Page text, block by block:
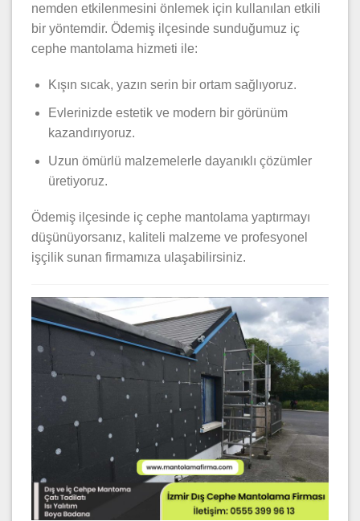
nemden etkilenmesini önlemek için kullanılan etkili
bir yöntemdir. Ödemiş ilçesinde sunduğumuz iç
cephe mantolama hizmeti ile:
Kışın sıcak, yazın serin bir ortam sağlıyoruz.
Evlerinizde estetik ve modern bir görünüm
kazandırıyoruz.
Uzun ömürlü malzemelerle dayanıklı çözümler
üretiyoruz.
Ödemiş ilçesinde iç cephe mantolama yaptırmayı
düşünüyorsanız, kaliteli malzeme ve profesyonel
işçilik sunan firmamıza ulaşabilirsiniz.